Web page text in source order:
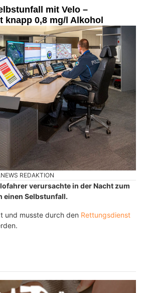
mit Velo –
knapp 0,8 mg/l Alkohol
REDAKTION
verursachte in der Nacht zum
einen Selbstunfall.
und musste durch den Rettungsdienst